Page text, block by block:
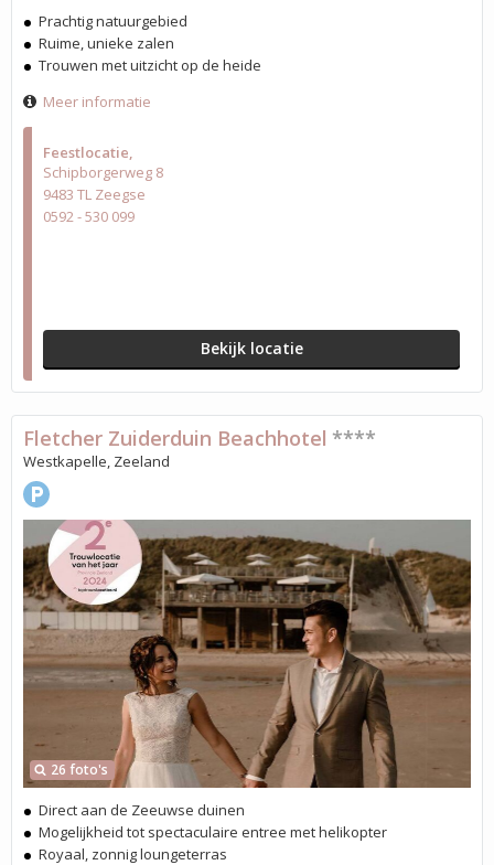
Feestlocatie
Schipborgerweg 8
9483 TL Zeegse
0592 - 530 099
Bekijk locatie
Prachtig natuurgebied
Ruime, unieke zalen
Trouwen met uitzicht op de heide
Meer informatie
26 foto's
Fletcher Zuiderduin Beachhotel ****
Westkapelle, Zeeland
Direct aan de Zeeuwse duinen
Mogelijkheid tot spectaculaire entree met helikopter
Royaal, zonnig loungeterras